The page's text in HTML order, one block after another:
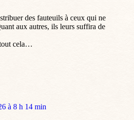
des fauteuils à ceux qui ne
aux autres, ils leurs suffira de
cela…
à 8 h 14 min